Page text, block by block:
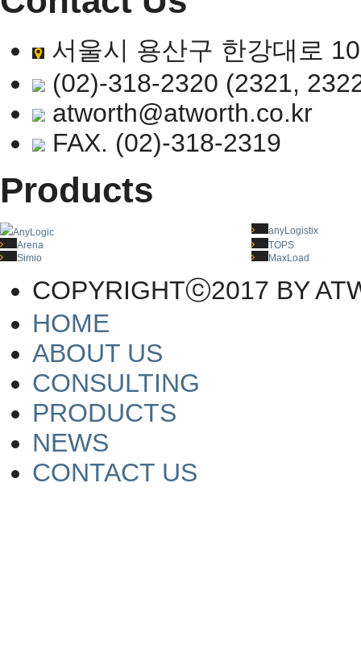
서울시 용산구 한강대로
(02)-318-2320 (2321,
atworth@atworth.co.kr
FAX. (02)-318-2319
Products
AnyLogic
anyLogistix
Arena
TOPS
Simio
MaxLoad
COPYRIGHTⓒ2017 BY
HOME
ABOUT US
CONSULTING
PRODUCTS
NEWS
CONTACT US